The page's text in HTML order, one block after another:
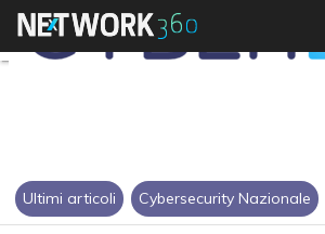
Ultimi articoli Cybersecurity Nazionale